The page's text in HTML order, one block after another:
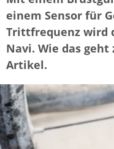
einem Sensor für
Trittfrequenz wird
Navi. Wie das
Artikel.